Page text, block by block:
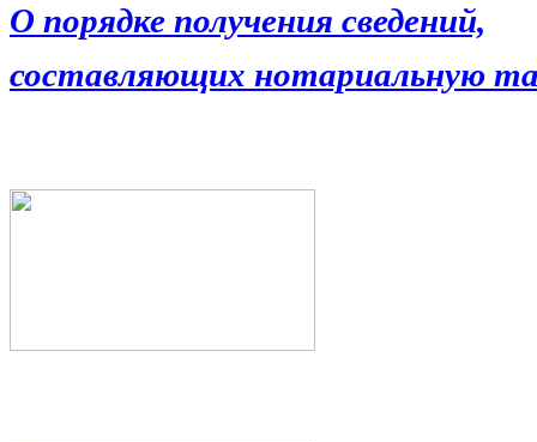
О порядке получения сведений,
составляющих нотариальную